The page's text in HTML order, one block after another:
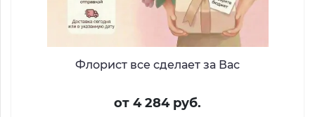
Флорист все сделает за Вас
от 4 284 руб.